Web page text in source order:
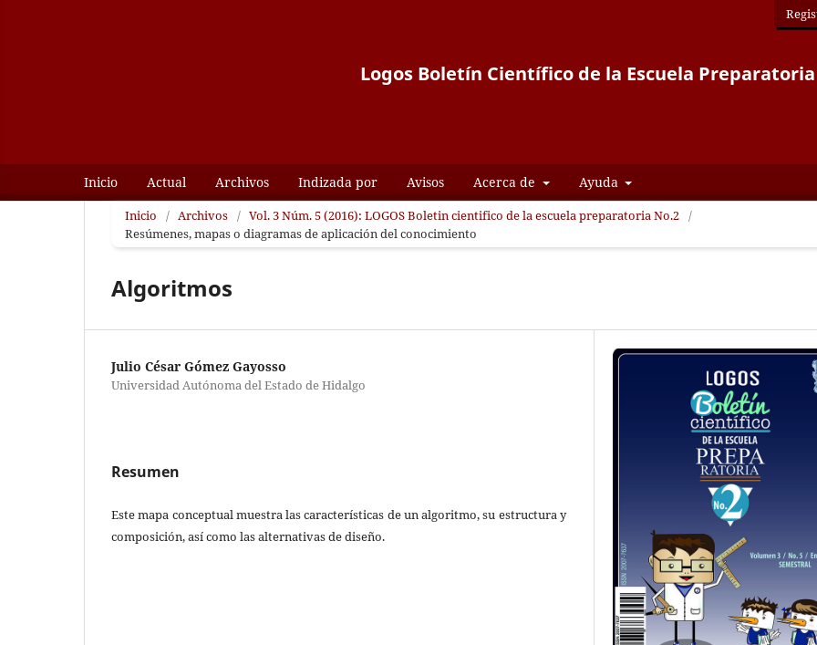
Logos Boletín Científico de la Escuela
Inicio Actual Archivos Indizada por Avisos Acerca de Ayuda
Inicio / Archivos / Vol. 3 Núm. 5 (2016): LOGOS Boletin cientifico de la escuela preparatoria No.2 /
Resúmenes, mapas o diagramas de aplicación del conocimiento
Algoritmos
Julio César Gómez Gayosso
Universidad Autónoma del Estado de Hidalgo
Resumen
Este mapa conceptual muestra las características de un algoritmo, su estructura y
composición, así como las alternativas de diseño.